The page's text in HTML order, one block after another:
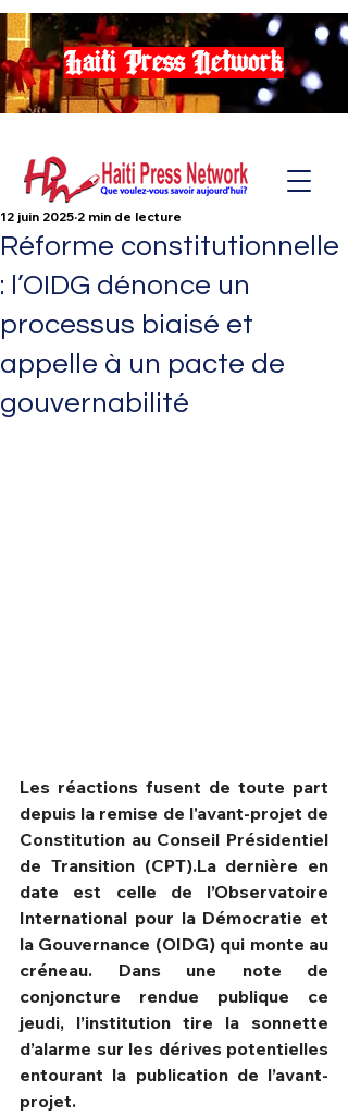
Haiti Press Network
HPN Live
Réforme constitutionnelle
: l’OIDG dénonce un
processus biaisé et
appelle à un pacte de
gouvernabilité
12 juin 2025 2 min de lecture
Les réactions fusent de toute part
depuis la remise de l'avant-projet de
Constitution au Conseil Présidentiel
de Transition (CPT).La dernière en
date est celle de l’Observatoire
International pour la Démocratie et
la Gouvernance (OIDG) qui monte au
créneau. Dans une note de
conjoncture rendue publique ce
jeudi, l’institution tire la sonnette
d’alarme sur les dérives potentielles
entourant la publication de l’avant-
projet.